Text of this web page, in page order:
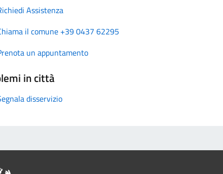
Assistenza
il comune +39 0437 62295
un appuntamento
in città
disservizio